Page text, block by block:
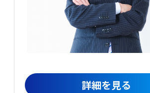
詳細を見る